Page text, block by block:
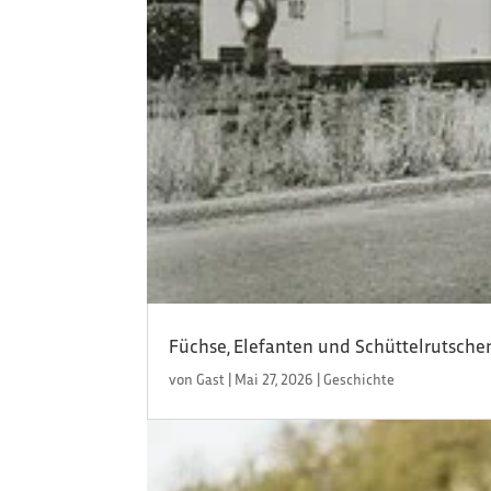
Füchse, Elefanten und
vonGast | Mai 27, 2026 |Geschichte